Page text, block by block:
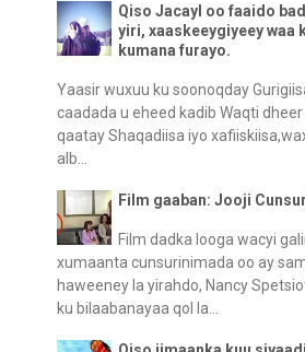
Qiso Jacayl oo faaido
yiri, xaaskeeygiyeey waa
kumana furayo.
Yaasir wuxuu ku soonoqday
caadada u eheed kadib Waqti
qaatay Shaqadiisa iyo
alb...
Film gaaban: Jooji
Film dadka looga wacyi
xumaanta cunsurinimada oo ay
haweeney la yirahdo, Nancy
ku bilaabanayaa qol la...